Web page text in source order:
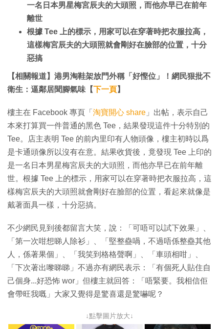
一名日本男星梅宮辰夫的大頭照，而他亦早已在前年
離世
根據 Tee 上的標示，用家可以在穿著時把衣服拉高，
這樣梅宮辰夫的大頭照就會剛好在臉部的位置，十分
惡搞
【相關報道】港男淘鞋架放門外稱「好慳位」！網民狠批不
衛生：逼鄰居聞腳氣味【下一頁】
樓主在 Facebook 專頁「 淘寶開心 share 」出帖，表示自己
本來打算買一件普通的黑色 Tee，結果發現這件十分特別的
Tee。店主表明 Tee 的前内里印有人物頭像，樓主初時以爲
是卡通頭像所以沒有在意。結果收貨後，竟發現 Tee 上印的
是一名日本男星梅宮辰夫的大頭照，而他亦早已在前年離
世。根據 Tee 上的標示，用家可以在穿著時把衣服拉高，這
樣梅宮辰夫的大頭照就會剛好在臉部的位置，看起來就像是
戴著面具一樣，十分惡搞。
不少網民見到後都留言大笑，說：「可唔可以試下效果」、
「第一次咁想睇人除衫」、「堅整蠱喎，不過唔係整蠱其他
人，係著果個」、「我笑到格格聲啊」、「車頭相咁」、
「下次著出嚟睇睇」不過亦有網民表示：「有個死人貼住自
己個身...好恐怖 wor」但樓主就回答：「唔緊要。我相信佢
會帶旺我嘅」大家又覺得是驚喜還是驚嚇呢？
↓點擊圖片放大↓